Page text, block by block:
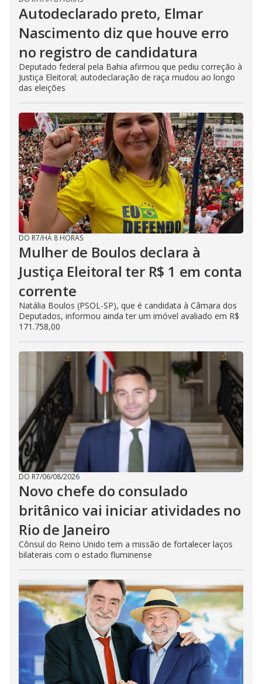
Autodeclarado preto, Elmar
Nascimento diz que houve erro
no registro de candidatura
Deputado federal pela Bahia afirmou que pediu correção à
Justiça Eleitoral; autodeclaração de raça mudou ao longo
das eleições
DO R7/HÁ 8 HORAS
Mulher de Boulos declara à
Justiça Eleitoral ter R$ 1 em conta
corrente
Natália Boulos (PSOL-SP), que é candidata à Câmara dos
Deputados, informou ainda ter um imóvel avaliado em R$
171.758,00
DO R7/06/08/2026
Novo chefe do consulado
britânico vai iniciar atividades no
Rio de Janeiro
Cônsul do Reino Unido tem a missão de fortalecer laços
bilaterais com o estado fluminense